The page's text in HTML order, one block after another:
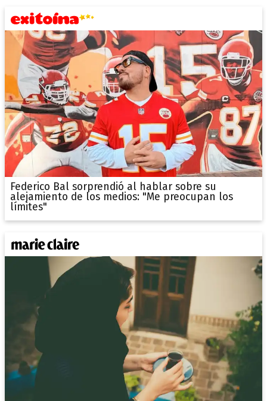
Federico Bal sorprendió al hablar sobre su
alejamiento de los medios: "Me preocupan los
límites"